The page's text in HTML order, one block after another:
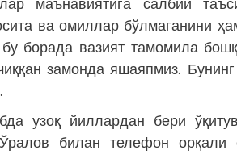
ва омиллар бўлмаганини
борада вазият тамомила
замонда яшаяпмиз.
узоқ йиллардан бери
билан телефон орқали